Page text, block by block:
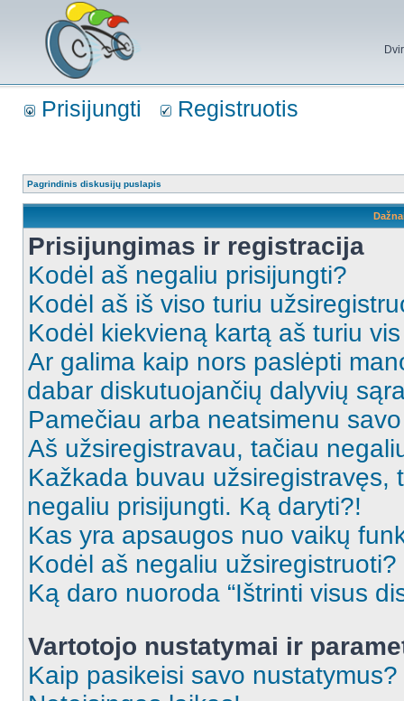
Prisijungti Registruotis
Pagrindinis diskusijų puslapis
Prisijungimas ir registracija
Kodėl aš negaliu prisijungti?
Kodėl aš iš viso turiu
Kodėl kiekvieną kartą aš turiu
Ar galima kaip nors paslėpti
dabar diskutuojančių dalyvių
Pamečiau arba neatsimenu
Aš užsiregistravau, tačiau
Kažkada buvau užsiregistravęs,
negaliu prisijungti. Ką daryti?!
Kas yra apsaugos nuo vaikų
Kodėl aš negaliu užsiregistruoti?
Ką daro nuoroda “Ištrinti visus
Vartotojo nustatymai ir
Kaip pasikeisi savo nustatymus?